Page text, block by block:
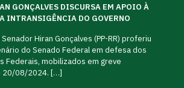
GONÇALVES DISCURSA EM APOIO À
INTRANSIGÊNCIA DO GOVERNO
Hiran Gonçalves (PP-RR) proferiu
do Senado Federal em defesa dos
Federais, mobilizados em greve
20/08/2024. […]